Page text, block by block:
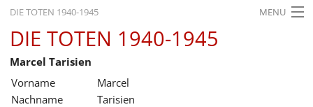
DIE TOTEN 1940-1945 MENU
STARTSEITE
AKTUELLES
AUSSTELLUNGEN
DIE TOTEN 1940-1945
Marcel Tarisien
Vorname
Marcel
Nachname
Tarisien